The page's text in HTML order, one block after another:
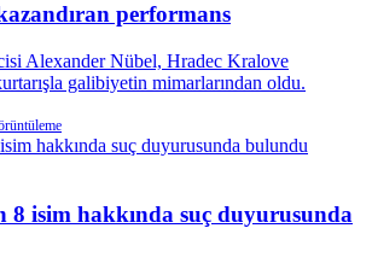
performans
Alexander Nübel, Hradec Kralove
galibiyetin mimarlarından oldu.
8 isim hakkında suç duyurusunda